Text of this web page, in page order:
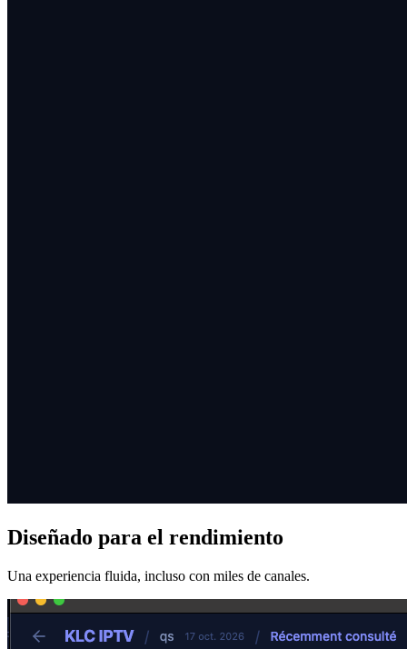
Diseñado para el rendimiento
Una experiencia fluida, incluso con miles de canales.